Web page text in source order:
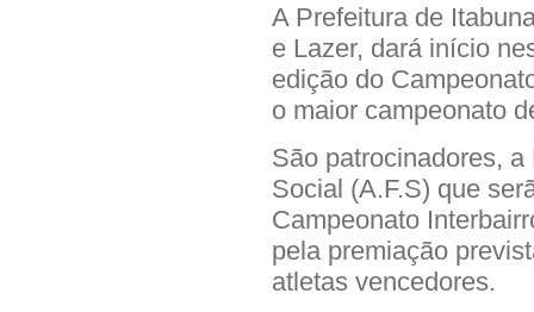
A Prefeitura de
e Lazer, dará início
edição do
o maior campeonato
São patrocinadores,
Social (A.F.S) que
Campeonato
pela premiação
atletas vencedores.